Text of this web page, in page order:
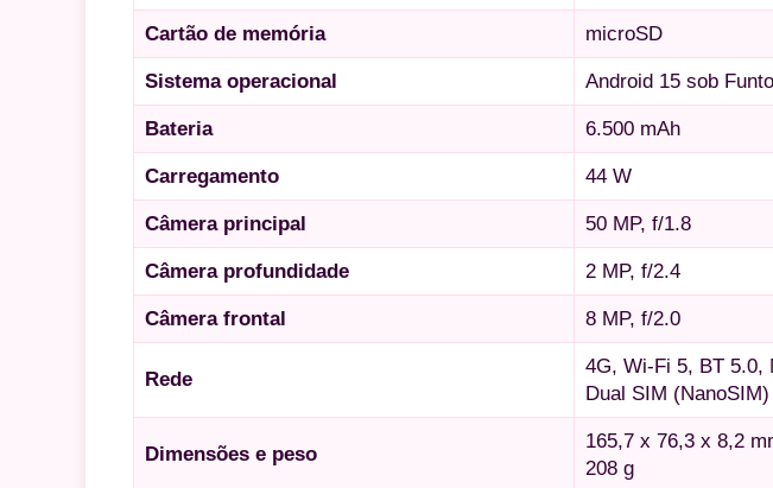
Cartão de memória microSD
Sistema operacional Android 15 sob
Bateria 6.500 mAh
Carregamento 44 W
Câmera principal 50 MP, f/1.8
Câmera profundidade 2 MP, f/2.4
Câmera frontal 8 MP, f/2.0
Rede
4G, Wi-Fi 5, BT 5.0,
Dual SIM (NanoSIM)
Dimensões e peso
165,7 x 76,3 x 8,2
208 g